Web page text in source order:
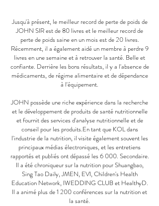
Jusqu'à présent, le meilleur record de perte de poids de
JOHN SIR est de 80 livres et le meilleur record de
perte de poids saine en un mois est de 20 livres.
Récemment, il a également aidé un membre à perdre 9
livres en une semaine et à retrouver la santé. Belle et
confiante. Derrière les bons résultats, il y a l'absence de
médicaments, de régime alimentaire et de dépendance
à l'équipement.
JOHN possède une riche expérience dans la recherche
et le développement de produits de santé nutritionnelle
et fournit des services d'analyse nutritionnelle et de
conseil pour les produits.En tant que KOL dans
l'industrie de la nutrition, il visite également souvent les
principaux médias électroniques, et les entretiens
rapportés et publiés ont dépassé les 6 000. Secondaire.
Il a été chroniqueur sur la nutrition pour Shuangbao,
Sing Tao Daily, JMEN, EVI, Children's Health
Education Network, IWEDDING CLUB et HealthyD.
Il a animé plus de 1 200 conférences sur la nutrition et
la santé.